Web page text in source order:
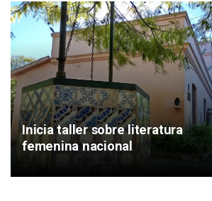
Inicia taller sobre literatura
femenina nacional